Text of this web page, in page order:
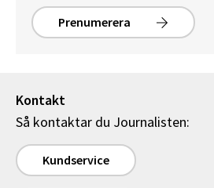
Prenumerera
Kontakt
Så kontaktar du Journalisten:
Kundservice